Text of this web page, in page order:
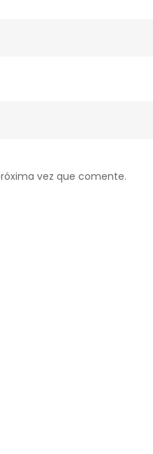
vez que comente.